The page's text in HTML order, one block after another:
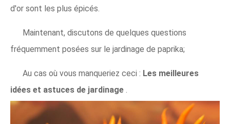
d'or sont les plus épicés.
Maintenant, discutons de quelques questions
fréquemment posées sur le jardinage de paprika;
Au cas où vous manqueriez ceci : Les meilleures
idées et astuces de jardinage .